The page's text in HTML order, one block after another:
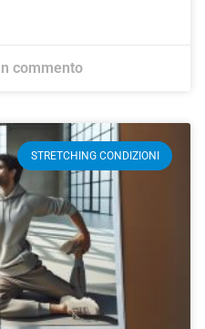
commento
STRETCHING CONDIZIONI